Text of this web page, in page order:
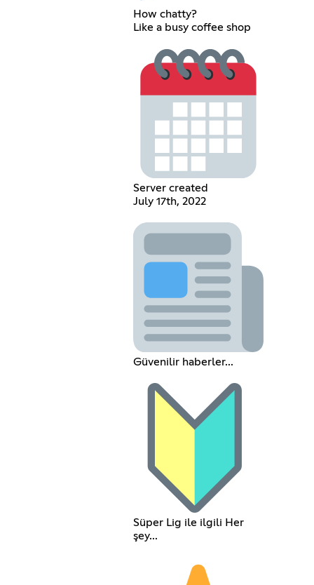
How chatty?
Like a busy coffee shop
Server created
July 17th, 2022
Güvenilir haberler...
Süper Lig ile ilgili Her
şey...